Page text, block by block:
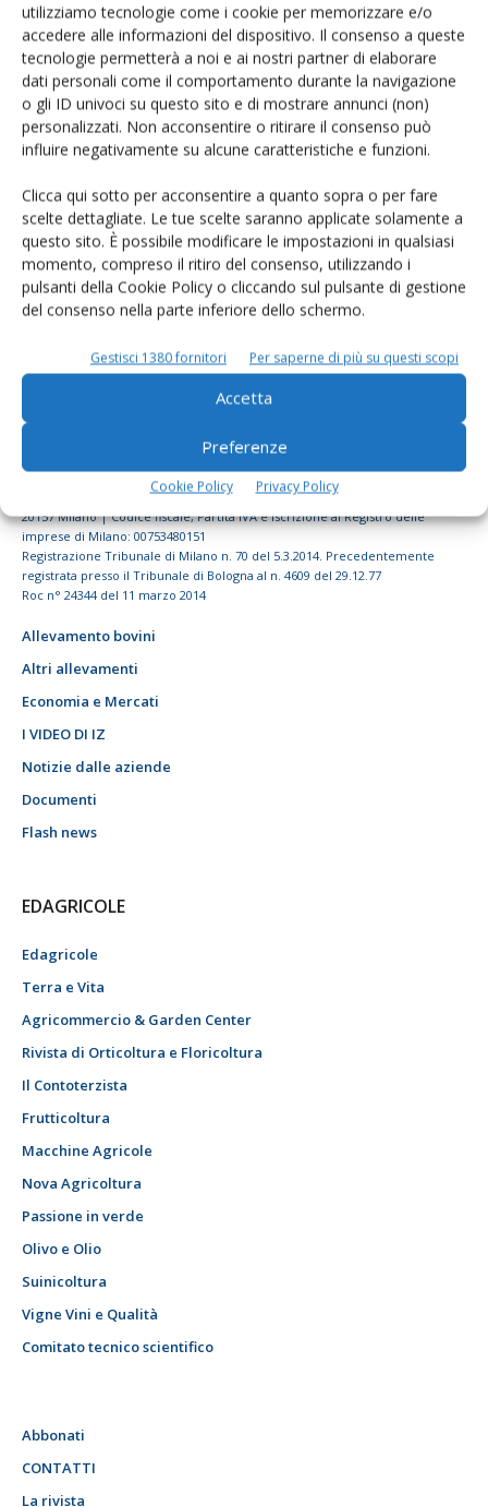
utilizziamo tecnologie come i cookie per memorizzare e/o
accedere alle informazioni del dispositivo. Il consenso a queste
tecnologie permetterà a noi e ai nostri partner di elaborare
dati personali come il comportamento durante la navigazione
o gli ID univoci su questo sito e di mostrare annunci (non)
personalizzati. Non acconsentire o ritirare il consenso può
influire negativamente su alcune caratteristiche e funzioni.
Clicca qui sotto per acconsentire a quanto sopra o per fare
scelte dettagliate. Le tue scelte saranno applicate solamente a
questo sito. È possibile modificare le impostazioni in qualsiasi
momento, compreso il ritiro del consenso, utilizzando i
pulsanti della Cookie Policy o cliccando sul pulsante di gestione
del consenso nella parte inferiore dello schermo.
Gestisci 1380 fornitori Per saperne di più su questi scopi
Accetta
Preferenze
Cookie Policy Privacy Policy
Rimani aggiornato sul mondo
dell’agricoltura
© Tecniche Nuove Spa. Tutti i diritti riservati. Sede legale Via Eritrea 21 -
20157 Milano | Codice fiscale, Partita IVA e Iscrizione al Registro delle
imprese di Milano: 00753480151
Registrazione Tribunale di Milano n. 70 del 5.3.2014. Precedentemente
registrata presso il Tribunale di Bologna al n. 4609 del 29.12.77
Roc n° 24344 del 11 marzo 2014
Allevamento bovini
Altri allevamenti
Economia e Mercati
I VIDEO DI IZ
Notizie dalle aziende
Documenti
Flash news
EDAGRICOLE
Edagricole
Terra e Vita
Agricommercio & Garden Center
Rivista di Orticoltura e Floricoltura
Il Contoterzista
Frutticoltura
Macchine Agricole
Nova Agricoltura
Passione in verde
Olivo e Olio
Suinicoltura
Vigne Vini e Qualità
Comitato tecnico scientifico
Abbonati
CONTATTI
La rivista